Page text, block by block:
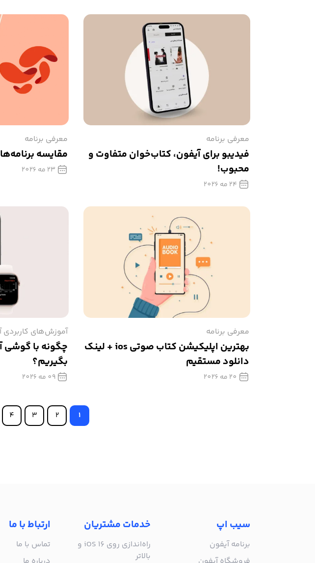
معرفی برنامه
فیدیبو برای آیفون، کتاب‌خوان متفاوت و
محبوب!
24 مه 2026
معرفی برنامه
مقایسه
23 مه 2026
معرفی برنامه
بهترین اپلیکیشن کتاب صوتی ios + لینک
دانلود مستقیم
20 مه 2026
آموزش‌های کاربردی
چگونه با گوشی
بگیریم؟
09 مه 2026
1
2
3
4
سیب اپ
برنامه آیفون
خدمات مشتریان
راه‌اندازی روی iOS 16 و
بالاتر
ارتباط با ما
تماس با ما